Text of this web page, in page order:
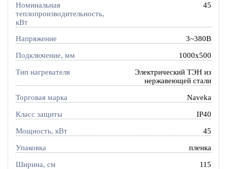
Номинальная
теплопроизводительность,
кВт
45
Напряжение 3~380В
Подключение, мм 1000x500
Тип нагревателя
Электрический ТЭН из
нержавеющей стали
Торговая марка Naveka
Класс защиты IP40
Мощность, кВт 45
Упаковка пленка
Ширина, см 115